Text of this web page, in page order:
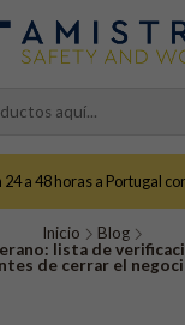
24 a 48 horas a Portugal
Inicio
Blog
lista de
de cerrar el